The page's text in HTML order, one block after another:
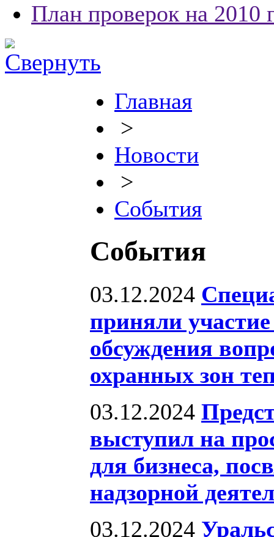
План проверок на 2010
Главная
>
Новости
>
События
События
03.12.2024
приняли
обсуждения
охранных зон
03.12.2024
выступил на
для бизнеса,
надзорной
03.12.2024